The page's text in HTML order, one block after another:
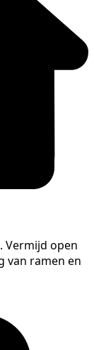
Vermijd open
van ramen en